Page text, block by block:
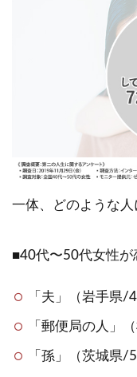
一体、どのような
■40代〜50代女性が
「夫」（岩手県/
「郵便局の人」
「孫」（茨城県/